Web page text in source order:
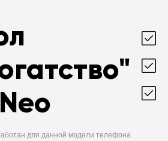
для данной модели телефона.